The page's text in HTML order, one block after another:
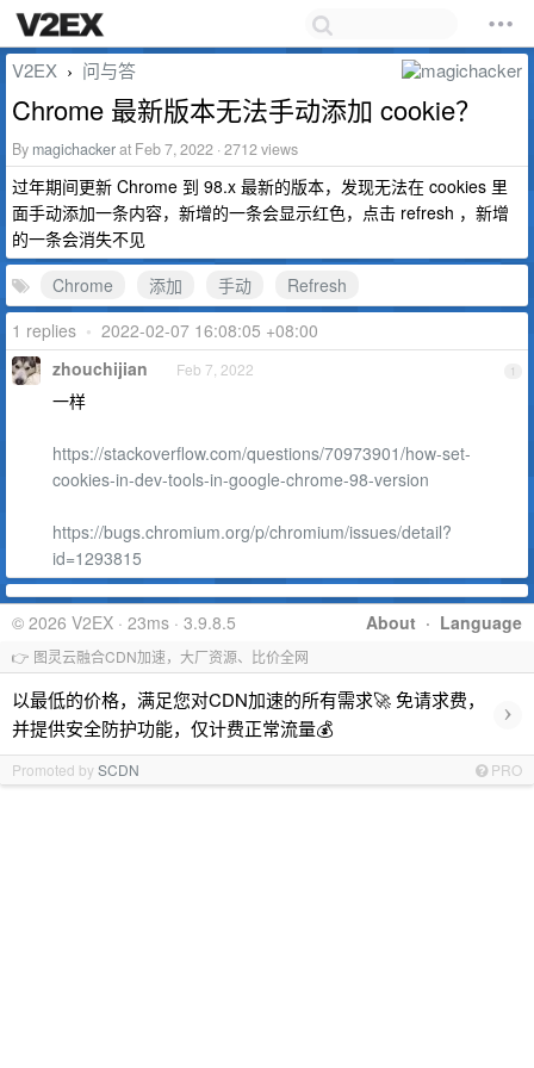
V2EX › 问与答
Chrome 最新版本无法手动添加 cookie？
By magichackerat Feb 7, 2022 · 2712 views
过年期间更新 Chrome 到 98.x 最新的版本，发现无法在 cookies 里
面手动添加一条内容，新增的一条会显示红色，点击 refresh ，新增
的一条会消失不见
Chrome
添加 手动
Refresh
1 replies • 2022-02-07 16:08:05 +08:00
1
zhouchijian Feb 7, 2022
一样
https://stackoverflow.com/questions/70973901/how-set-
cookies-in-dev-tools-in-google-chrome-98-version
https://bugs.chromium.org/p/chromium/issues/detail?
id=1293815
About · Language
© 2026 V2EX · 23ms · 3.9.8.5
👉 图灵云融合CDN加速，大厂资源、比价全网
以最低的价格，满足您对CDN加速的所有需求🚀 免请求费，
并提供安全防护功能，仅计费正常流量💰
›
Promoted bySCDN PRO